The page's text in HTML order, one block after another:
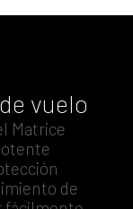
vuelo
Matrice
de